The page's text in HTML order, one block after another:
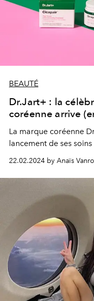
BEAUTÉ
Dr.Jart+ : la
coréenne arrive
La marque coréenne
lancement de ses
22.02.2024 by Anaïs